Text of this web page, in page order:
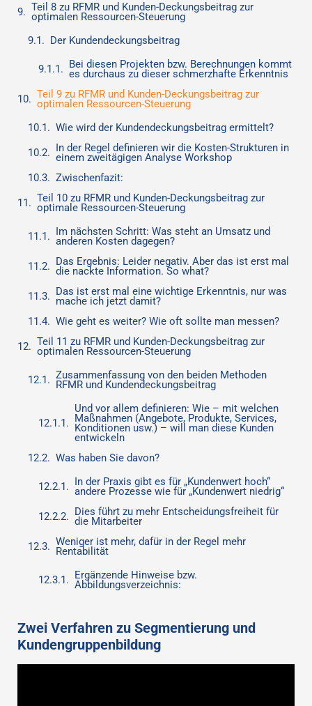
Teil 8 zu RFMR und Kunden-Deckungsbeitrag zur
optimalen Ressourcen-Steuerung
Der Kundendeckungsbeitrag
Bei diesen Projekten bzw. Berechnungen kommt
es durchaus zu dieser schmerzhafte Erkenntnis
Teil 9 zu RFMR und Kunden-Deckungsbeitrag zur
optimalen Ressourcen-Steuerung
Wie wird der Kundendeckungsbeitrag ermittelt?
In der Regel definieren wir die Kosten-Strukturen in
einem zweitägigen Analyse Workshop
Zwischenfazit:
Teil 10 zu RFMR und Kunden-Deckungsbeitrag zur
optimale Ressourcen-Steuerung
Im nächsten Schritt: Was steht an Umsatz und
anderen Kosten dagegen?
Das Ergebnis: Leider negativ. Aber das ist erst mal
die nackte Information. So what?
Das ist erst mal eine wichtige Erkenntnis, nur was
mache ich jetzt damit?
Wie geht es weiter? Wie oft sollte man messen?
Teil 11 zu RFMR und Kunden-Deckungsbeitrag zur
optimalen Ressourcen-Steuerung
Zusammenfassung von den beiden Methoden
RFMR und Kundendeckungsbeitrag
Und vor allem definieren: Wie – mit welchen
Maßnahmen (Angebote, Produkte, Services,
Konditionen usw.) – will man diese Kunden
entwickeln
Was haben Sie davon?
In der Praxis gibt es für „Kundenwert hoch“
andere Prozesse wie für „Kundenwert niedrig“
Dies führt zu mehr Entscheidungsfreiheit für
die Mitarbeiter
Weniger ist mehr, dafür in der Regel mehr
Rentabilität
Ergänzende Hinweise bzw.
Abbildungsverzeichnis:
Zwei Verfahren zu Segmentierung und
Kundengruppenbildung